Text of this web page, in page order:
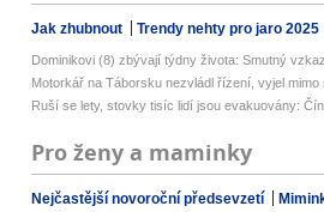
Jak zhubnout Trendy nehty pro jaro 2025
Dominikovi (8) zbývají týdny života: Smutný
Motorkář na Táborsku nezvládl řízení, vyjel mimo
Ruší se lety, stovky tisíc lidí jsou evakuovány:
Pro ženy a maminky
Nejčastější novoroční předsevzetí